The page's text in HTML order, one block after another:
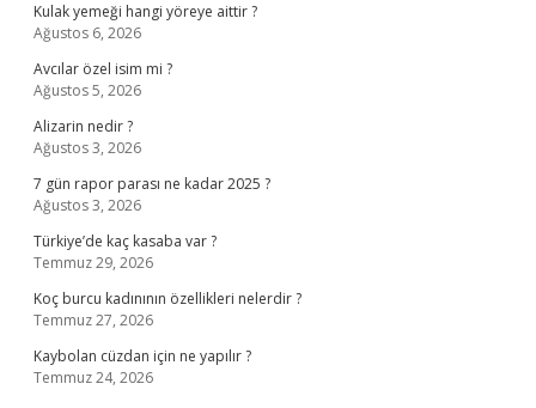
Kulak yemeği hangi yöreye aittir ?
Ağustos 6, 2026
Avcılar özel isim mi ?
Ağustos 5, 2026
Alizarin nedir ?
Ağustos 3, 2026
7 gün rapor parası ne kadar 2025 ?
Ağustos 3, 2026
Türkiye’de kaç kasaba var ?
Temmuz 29, 2026
Koç burcu kadınının özellikleri nelerdir ?
Temmuz 27, 2026
Kaybolan cüzdan için ne yapılır ?
Temmuz 24, 2026